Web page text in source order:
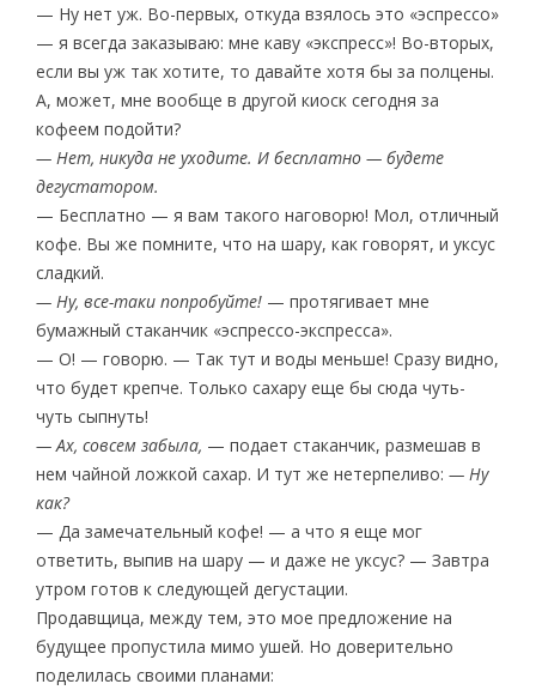
— Ну нет уж. Во-первых, откуда взялось это «эспрессо»
— я всегда заказываю: мне каву «экспресс»! Во-вторых,
если вы уж так хотите, то давайте хотя бы за полцены.
А, может, мне вообще в другой киоск сегодня за
кофеем подойти?
— Нет, никуда не уходите. И бесплатно — будете
дегустатором.
— Бесплатно — я вам такого наговорю! Мол, отличный
кофе. Вы же помните, что на шару, как говорят, и уксус
сладкий.
— Ну, все-таки попробуйте!— протягивает мне
бумажный стаканчик «эспрессо-экспресса».
— О! — говорю. — Так тут и воды меньше! Сразу видно,
что будет крепче. Только сахару еще бы сюда чуть-
чуть сыпнуть!
— Ах, совсем забыла, — подает стаканчик, размешав в
нем чайной ложкой сахар. И тут же нетерпеливо: — Ну
как?
— Да замечательный кофе! — а что я еще мог
ответить, выпив на шару — и даже не уксус? — Завтра
утром готов к следующей дегустации.
Продавщица, между тем, это мое предложение на
будущее пропустила мимо ушей. Но доверительно
поделилась своими планами: